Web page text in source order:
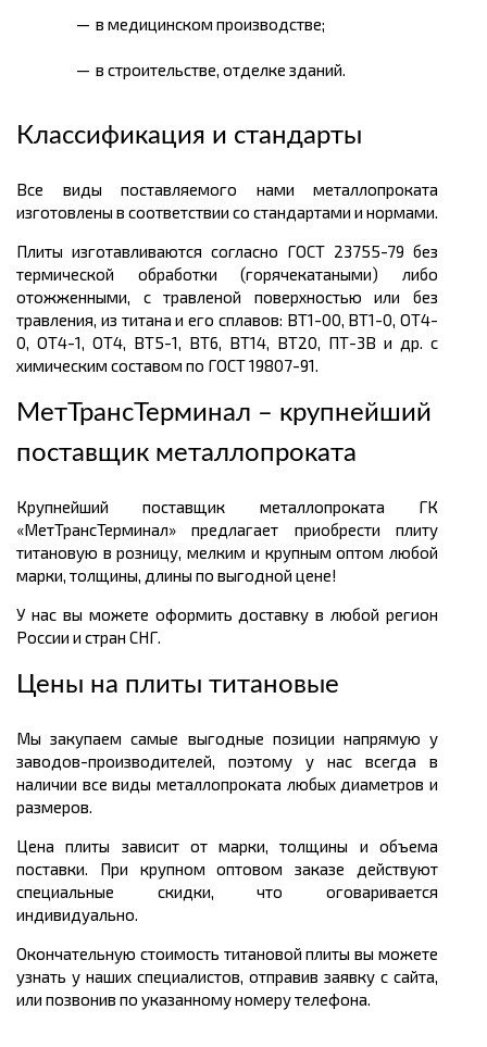
в медицинском производстве;
в строительстве, отделке зданий.
Классификация и стандарты
Все виды поставляемого нами металлопроката
изготовлены в соответствии со стандартами и нормами.
Плиты изготавливаются согласно ГОСТ 23755-79 без
термической обработки (горячекатаными) либо
отожженными, с травленой поверхностью или без
травления, из титана и его сплавов: ВТ1-00, ВТ1-0, ОТ4-
0, ОТ4-1, ОТ4, ВТ5-1, ВТ6, ВТ14, ВТ20, ПТ-3В и др. с
химическим составом по ГОСТ 19807-91.
МетТрансТерминал – крупнейший
поставщик металлопроката
Крупнейший поставщик металлопроката ГК
«МетТрансТерминал» предлагает приобрести плиту
титановую в розницу, мелким и крупным оптом любой
марки, толщины, длины по выгодной цене!
У нас вы можете оформить доставку в любой регион
России и стран СНГ.
Цены на плиты титановые
Мы закупаем самые выгодные позиции напрямую у
заводов-производителей, поэтому у нас всегда в
наличии все виды металлопроката любых диаметров и
размеров.
Цена плиты зависит от марки, толщины и объема
поставки. При крупном оптовом заказе действуют
специальные скидки, что оговаривается
индивидуально.
Окончательную стоимость титановой плиты вы можете
узнать у наших специалистов, отправив заявку с сайта,
или позвонив по указанному номеру телефона.